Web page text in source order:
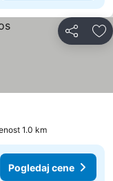
Deli
1.0 km
Pogledaj cene